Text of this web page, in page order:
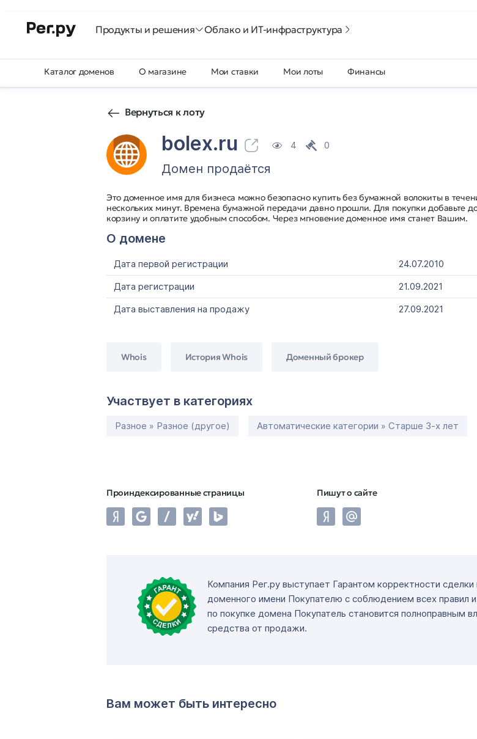
Продукты и решения Облако и ИТ-инфраструктура
Каталог доменов О магазине Мои ставки Мои лоты Финансы
Вернуться к лоту
bolex.ru 4 0
Домен продаётся
Это доменное имя для бизнеса можно безопасно купить без бумажной волокиты в
нескольких минут. Времена бумажной передачи давно прошли. Для покупки добавьте
корзину и оплатите удобным способом. Через мгновение доменное имя станет Вашим.
О домене
Дата первой регистрации
24.07.2010
Дата регистрации
21.09.2021
Дата выставления на продажу
27.09.2021
Whois История Whois Доменный брокер
Участвует в категориях
Разное » Разное (другое) Автоматические категории » Старше 3-х лет
Проиндексированные страницы Пишут о сайте
Компания Рег.ру выступает Гарантом корректности
доменного имени Покупателю с соблюдением всех правил
по покупке домена Покупатель становится полноправным
средства от продажи.
Вам может быть интересно